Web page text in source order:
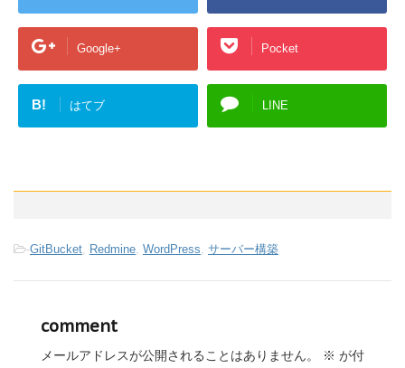
Google+ Pocket
B! はてブ LINE
-GitBucket Redmine WordPress サーバー構築
comment
メールアドレスが公開されることはありません。 ※ が付